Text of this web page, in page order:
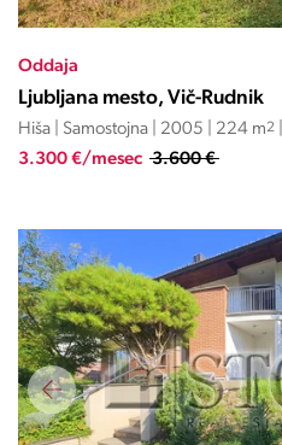
Oddaja
Ljubljana mesto, Vič-Rudnik
Hiša | Samostojna | 2005 | 224 m2
3.300 €/mesec 3.600 €